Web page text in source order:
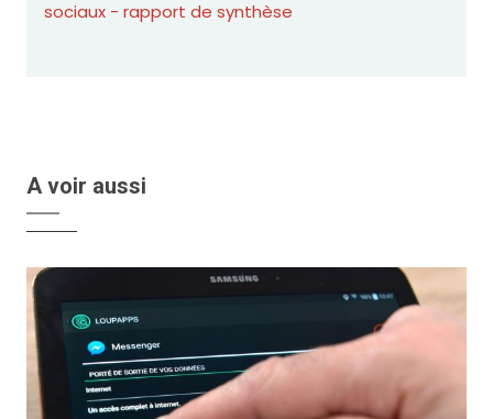
sociaux - rapport de synthèse
A voir aussi